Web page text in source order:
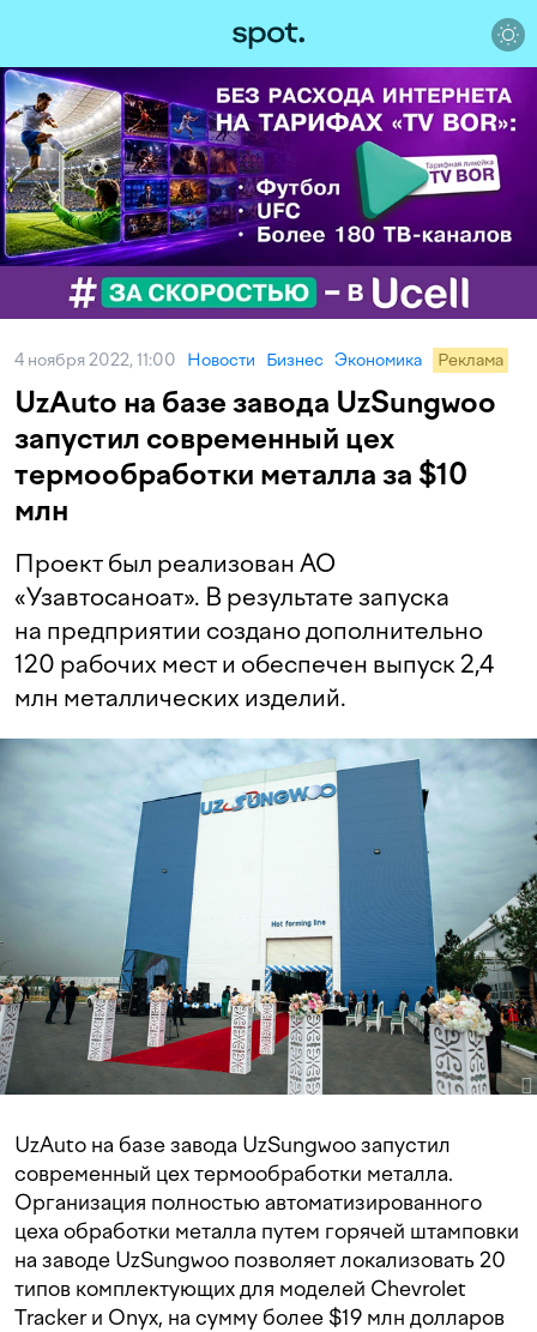
4 ноября 2022, 11:00 Новости Бизнес Экономика Реклама
UzAuto на базе завода UzSungwoo
запустил современный цех
термообработки металла за $10
млн
Проект был реализован АО
«Узавтосаноат». В результате запуска
на предприятии создано дополнительно
120 рабочих мест и обеспечен выпуск 2,4
млн металлических изделий.
UzAuto на базе завода UzSungwoo запустил
современный цех термообработки металла.
Организация полностью автоматизированного
цеха обработки металла путем горячей штамповки
на заводе UzSungwoo позволяет локализовать 20
типов комплектующих для моделей Chevrolet
Tracker и Onyx, на сумму более $19 млн долларов